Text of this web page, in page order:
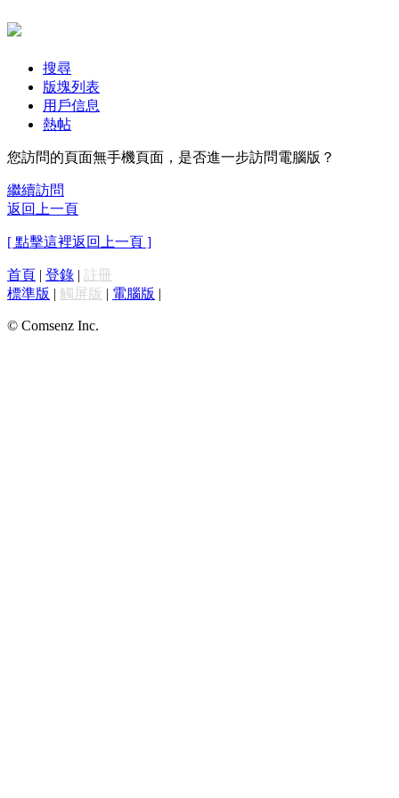
搜尋
版塊列表
用戶信息
熱帖
您訪問的頁面無手機頁面，是否進一步訪問電腦版？
繼續訪問
返回上一頁
[ 點擊這裡返回上一頁 ]
首頁 | 登錄 | 註冊
標準版 | 觸屏版 | 電腦版 |
© Comsenz Inc.